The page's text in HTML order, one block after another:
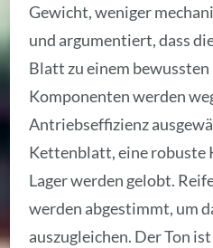
Gewicht, weniger
und argumentiert, dass
Blatt zu einem
Komponenten werden
Antriebseffizienz
Kettenblatt, eine robuste
Lager werden gelobt.
werden abgestimmt, um
auszugleichen. Der Ton